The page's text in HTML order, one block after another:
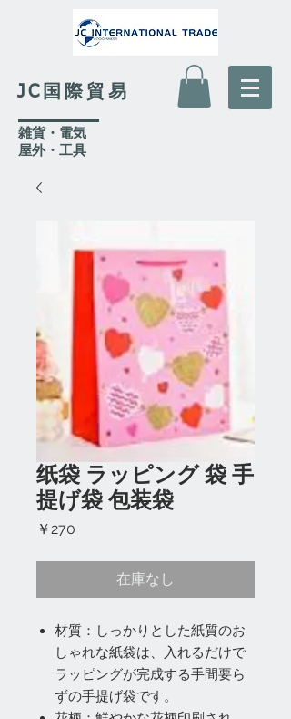
JC国際貿易
​雑貨・電気
​屋外・工具
纸袋 ラッピング 袋 手
提げ袋 包装袋
￥270
在庫なし
材質：しっかりとした紙質のお
しゃれな紙袋は、入れるだけで
ラッピングが完成する手間要ら
ずの手提げ袋です。